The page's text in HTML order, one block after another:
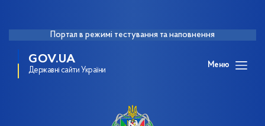
Портал в режимі тестування та наповнення
GOV.UA
Державні сайти України
Меню